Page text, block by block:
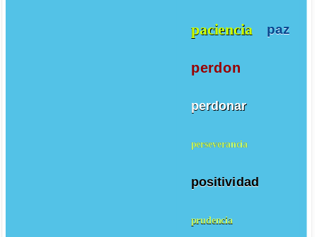
paciencia paz
perdon
perdonar
perseverancia
positividad
prudencia